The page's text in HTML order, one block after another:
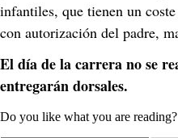
infantiles, que tienen un
con autorización del padre,
El día de la carrera no se
entregarán dorsales.
Do you like what you are